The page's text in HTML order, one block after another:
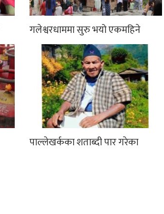
गलेश्वरधाममा सुरु भयो एकमहिने
पाल्लेखर्कका शताब्दी पार गरेका